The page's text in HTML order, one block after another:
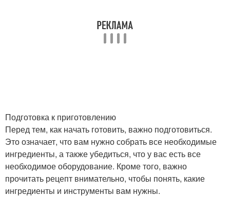
Подготовка к приготовлению
Перед тем, как начать готовить, важно подготовиться.
Это означает, что вам нужно собрать все необходимые
ингредиенты, а также убедиться, что у вас есть все
необходимое оборудование. Кроме того, важно
прочитать рецепт внимательно, чтобы понять, какие
ингредиенты и инструменты вам нужны.